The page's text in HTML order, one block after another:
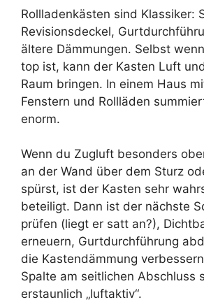
Rollladenkästen sind Klassiker:
Revisionsdeckel,
ältere Dämmungen. Selbst
top ist, kann der Kasten Luft
Raum bringen. In einem Haus
Fenstern und Rollläden
enorm.
Wenn du Zugluft besonders
an der Wand über dem Sturz
spürst, ist der Kasten sehr
beteiligt. Dann ist der nächste
prüfen (liegt er satt an?),
erneuern, Gurtdurchführung
die Kastendämmung
Spalte am seitlichen Abschluss
erstaunlich „luftaktiv“.